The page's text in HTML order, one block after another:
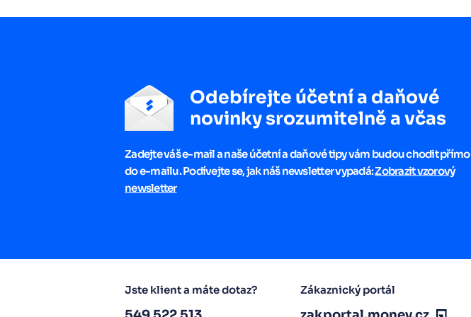
Odebírejte účetní a daňové
novinky srozumitelně a včas
Zadejte váš e-mail a naše účetní a daňové tipy vám budou chodit přímo
do e-mailu. Podívejte se, jak náš newsletter vypadá:Zobrazit vzorový
newsletter
Jste klient a máte dotaz? Zákaznický portál